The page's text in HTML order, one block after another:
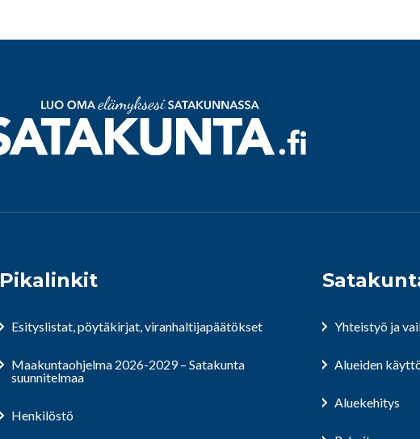
Pikalinkit
Esityslistat, pöytäkirjat, viranhaltijapäätökset
Maakuntaohjelma 2026-2029 – Satakunta
suunnitelmaa
Henkilöstö
Yhteistyö ja
Alueiden
Aluekehitys